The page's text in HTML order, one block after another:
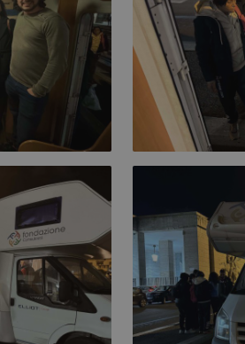
di base quali la navigazione sulle pagine
correttamente senza questi cookie.
Scadenza
Descrizione
5 mesi 4
settimane
Questo cookie viene utilizzato per
memorizzare le scelte di consenso e
privacy dell'utente per la loro
interazione con il sito. Registra i dati
sul consenso del visitatore riguardo a
varie politiche e impostazioni sulla
privacy, garantendo che le loro
preferenze siano onorate nelle sessioni
future.
5 mesi 4
settimane
Google reCAPTCHA imposta un cookie
necessario (_GRECAPTCHA) quando
viene eseguito allo scopo di fornire la
sua analisi dei rischi.
5 mesi 4
settimane
Questo cookie viene utilizzato dal
servizio Cookie-Script.com per
ricordare le preferenze di consenso sui
cookie dei visitatori. È necessario che il
banner dei cookie di Cookie-Script.com
funzioni correttamente.